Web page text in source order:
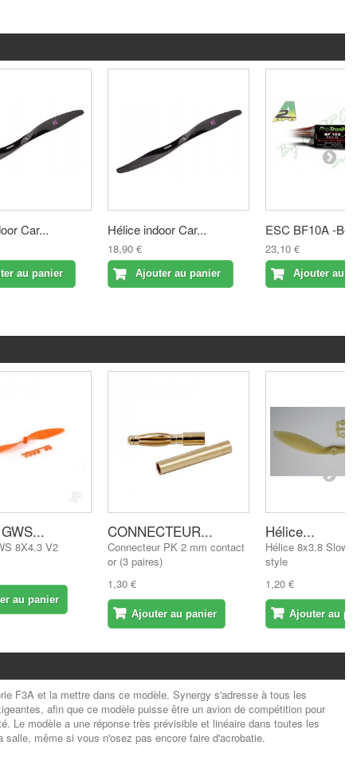
Car...
au panier
Hélice indoor Car...
18,90 €
Ajouter au panier
ESC BF10A -
23,10 €
Ajouter au
8X4.3 V2
au panier
CONNECTEUR...
Connecteur PK 2 mm contact
or (3 paires)
1,30 €
Ajouter au panier
Hélice...
Hélice 8x3.8 Slow
style
1,20 €
Ajouter au
F3A et la mettre dans ce modèle. Synergy s'adresse à tous les
afin que ce modèle puisse être un avion de compétition pour
Le modèle a une réponse très prévisible et linéaire dans toutes les
même si vous n'osez pas encore faire d'acrobatie.